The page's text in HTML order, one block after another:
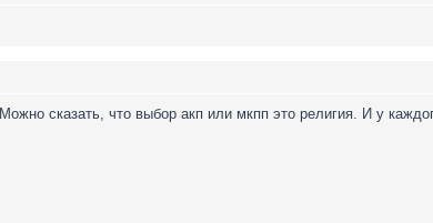
Можно сказать, что выбор акп или мкпп это религия. И у